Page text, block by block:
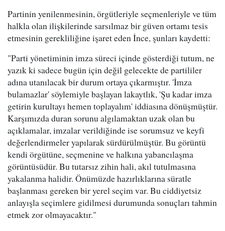
Partinin yenilenmesinin, örgütleriyle seçmenleriyle ve tüm
halkla olan ilişkilerinde sarsılmaz bir güven ortamı tesis
etmesinin gerekliliğine işaret eden İnce, şunları kaydetti:
"Parti yönetiminin imza süreci içinde gösterdiği tutum, ne
yazık ki sadece bugün için değil gelecekte de partililer
adına utanılacak bir durum ortaya çıkarmıştır. 'İmza
bulamazlar' söylemiyle başlayan lakaytlık, 'Şu kadar imza
getirin kurultayı hemen toplayalım' iddiasına dönüşmüştür.
Karşımızda duran sorunu algılamaktan uzak olan bu
açıklamalar, imzalar verildiğinde ise sorumsuz ve keyfi
değerlendirmeler yapılarak sürdürülmüştür. Bu görüntü
kendi örgütüne, seçmenine ve halkına yabancılaşma
görüntüsüdür. Bu tutarsız zihin hali, akıl tutulmasına
yakalanma halidir. Önümüzde hazırlıklarına süratle
başlanması gereken bir yerel seçim var. Bu ciddiyetsiz
anlayışla seçimlere gidilmesi durumunda sonuçları tahmin
etmek zor olmayacaktır."